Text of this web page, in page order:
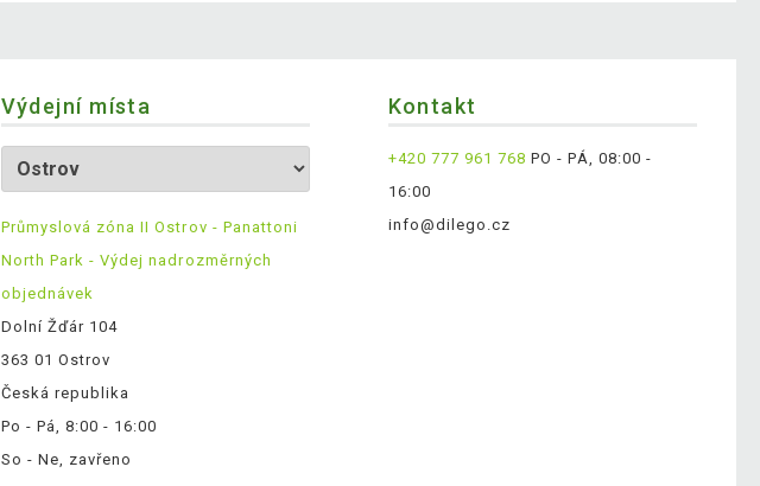
Výdejní místa
Průmyslová zóna II Ostrov - Panattoni
North Park - Výdej nadrozměrných
objednávek
Dolní Žďár 104
363 01 Ostrov
Česká republika
Po - Pá, 8:00 - 16:00
So - Ne, zavřeno
Kontakt
+420 777 961 768 PO - PÁ, 08:00 -
16:00
info@dilego.cz